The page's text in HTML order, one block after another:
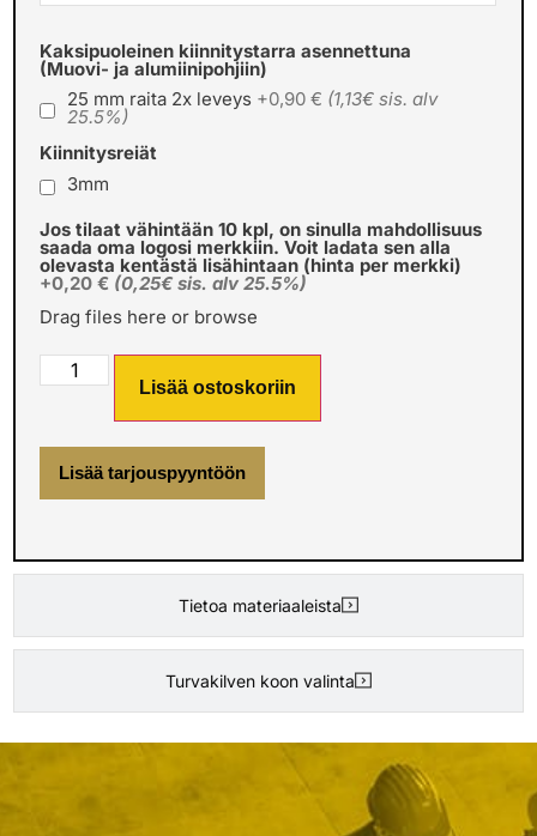
Tietoa materiaaleista
Turvakilven koon valinta
Kaksipuoleinen kiinnitystarra asennettuna
(Muovi- ja alumiinipohjiin)
25 mm raita 2x leveys +0,90 € (1,13€ sis. alv
25.5%)
Kiinnitysreiät
3mm
Jos tilaat vähintään 10 kpl, on sinulla mahdollisuus
saada oma logosi merkkiin. Voit ladata sen alla
olevasta kentästä lisähintaan (hinta per merkki)
+0,20 € (0,25€ sis. alv 25.5%)
Drag files here or browse
Lisää ostoskoriin
Lisää tarjouspyyntöön